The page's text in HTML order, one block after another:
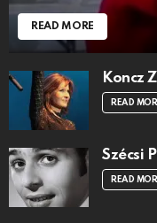
READ MORE
Koncz
READ
Szécsi
READ